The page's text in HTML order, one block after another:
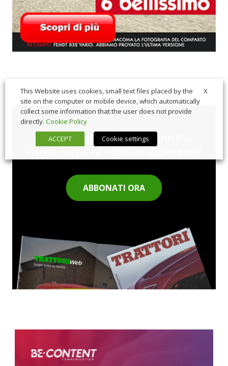
Sfoglia comodamente la nostra
rivista cartacea e rimani aggiornato!
ABBONATI ORA
X
This Website uses cookies, small text files placed by the
site on the computer or mobile device, which automatically
collect some information that the user does not provide
directly. Cookie Policy
ACCEPT
Cookie settings